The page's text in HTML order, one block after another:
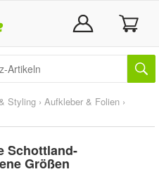
Styling › Aufkleber & Folien ›
Schottland-
Größen